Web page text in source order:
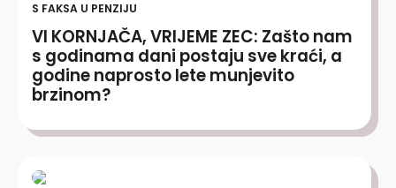
S FAKSA U PENZIJU
VI KORNJAČA, VRIJEME ZEC: Zašto nam
s godinama dani postaju sve kraći, a
godine naprosto lete munjevito
brzinom?